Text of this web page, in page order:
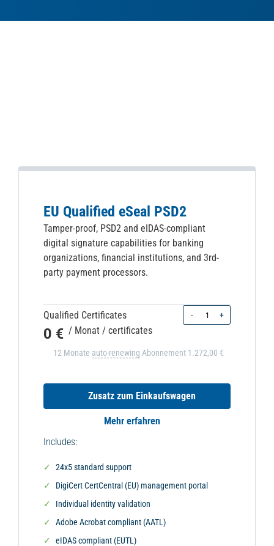
EU Qualified eSeal PSD2
Tamper-proof, PSD2 and eIDAS-compliant
digital signature capabilities for banking
organizations, financial institutions, and 3rd-
party payment processors.
Qualified Certificates - +
0 € / Monat / certificates
12 Monate auto-renewing Abonnement 1.272,00 €
Zusatz zum Einkaufswagen
Mehr erfahren
Includes:
24x5 standard support
DigiCert CertCentral (EU) management portal
Individual identity validation
Adobe Acrobat compliant (AATL)
eIDAS compliant (EUTL)